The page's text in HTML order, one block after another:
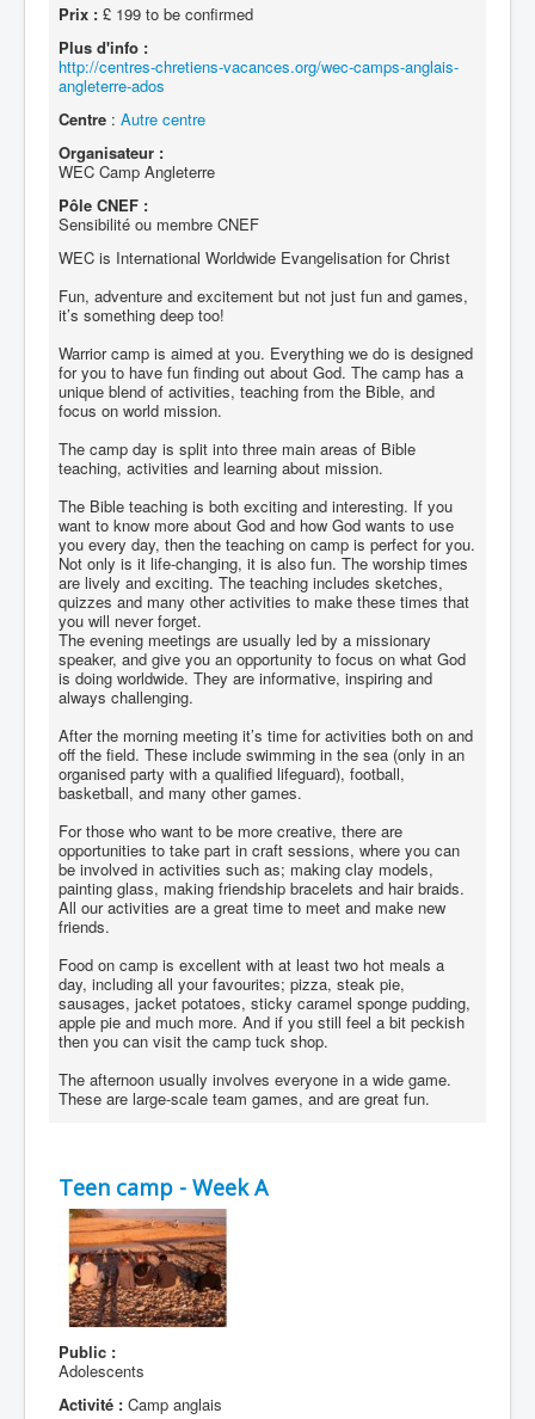
Prix : £ 199 to be confirmed
Plus d'info :
http://centres-chretiens-vacances.org/wec-camps-anglais-
angleterre-ados
Centre : Autre centre
Organisateur :
WEC Camp Angleterre
Pôle CNEF :
Sensibilité ou membre CNEF
WEC is International Worldwide Evangelisation for Christ
Fun, adventure and excitement but not just fun and games,
it’s something deep too!
Warrior camp is aimed at you. Everything we do is designed
for you to have fun finding out about God. The camp has a
unique blend of activities, teaching from the Bible, and
focus on world mission.
The camp day is split into three main areas of Bible
teaching, activities and learning about mission.
The Bible teaching is both exciting and interesting. If you
want to know more about God and how God wants to use
you every day, then the teaching on camp is perfect for you.
Not only is it life-changing, it is also fun. The worship times
are lively and exciting. The teaching includes sketches,
quizzes and many other activities to make these times that
you will never forget.
The evening meetings are usually led by a missionary
speaker, and give you an opportunity to focus on what God
is doing worldwide. They are informative, inspiring and
always challenging.
After the morning meeting it’s time for activities both on and
off the field. These include swimming in the sea (only in an
organised party with a qualified lifeguard), football,
basketball, and many other games.
For those who want to be more creative, there are
opportunities to take part in craft sessions, where you can
be involved in activities such as; making clay models,
painting glass, making friendship bracelets and hair braids.
All our activities are a great time to meet and make new
friends.
Food on camp is excellent with at least two hot meals a
day, including all your favourites; pizza, steak pie,
sausages, jacket potatoes, sticky caramel sponge pudding,
apple pie and much more. And if you still feel a bit peckish
then you can visit the camp tuck shop.
The afternoon usually involves everyone in a wide game.
These are large-scale team games, and are great fun.
Teen camp - Week A
Public :
Adolescents
Activité : Camp anglais